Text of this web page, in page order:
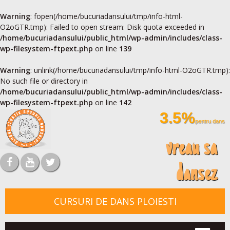
Warning: fopen(/home/bucuriadansului/tmp/info-html-
O2oGTR.tmp): Failed to open stream: Disk quota exceeded in
/home/bucuriadansului/public_html/wp-admin/includes/class-
wp-filesystem-ftpext.php on line 139
Warning: unlink(/home/bucuriadansului/tmp/info-html-O2oGTR.tmp):
No such file or directory in
/home/bucuriadansului/public_html/wp-admin/includes/class-
wp-filesystem-ftpext.php on line 142
3.5%pentru dans
vreau sa
dansez
CURSURI DE DANS PLOIESTI